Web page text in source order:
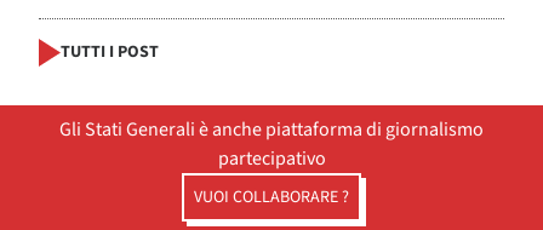
TUTTI I POST
Gli Stati Generali è anche piattaforma di giornalismo
partecipativo
VUOI COLLABORARE ?